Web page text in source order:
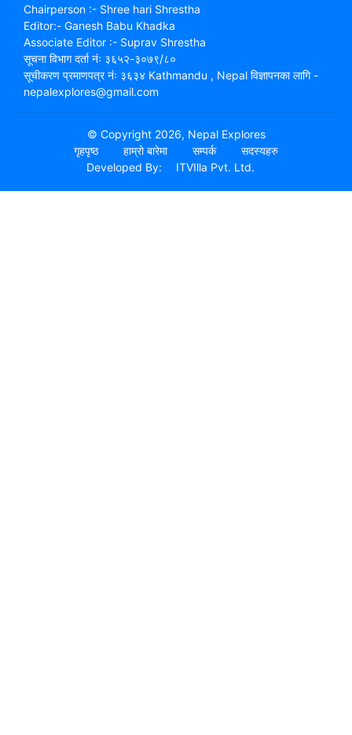
Chairperson :- Shree hari Shrestha
Editor:- Ganesh Babu Khadka
Associate Editor :- Suprav Shrestha
सूचना विभाग दर्ता नंः ३६५२-३०७९/८०
सूचीकरण प्रमाणपत्र नंः ३६३४ Kathmandu , Nepal विज्ञापनका लागि -
nepalexplores@gmail.com
© Copyright 2026, Nepal Explores
गृहपृष्ठ
हाम्रो बारेमा सम्पर्क
सदस्यहरु
Developed By:
ITVIlla Pvt. Ltd.